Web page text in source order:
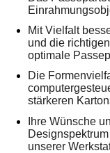
Mit Vielfalt
und die
optimale
Die
stärkeren
Ihre Wünsche
unserer